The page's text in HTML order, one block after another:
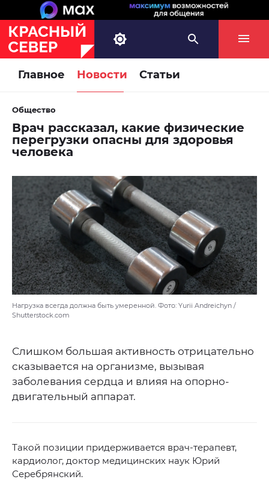
Главное Новости Статьи
Общество
Врач рассказал, какие физические
перегрузки опасны для здоровья
человека
Нагрузка всегда должна быть умеренной. Фото: Yurii Andreichyn /
Shutterstock.com
Слишком большая активность отрицательно
сказывается на организме, вызывая
заболевания сердца и влияя на опорно-
двигательный аппарат.
Такой позиции придерживается врач-терапевт,
кардиолог, доктор медицинских наук Юрий
Серебрянский.